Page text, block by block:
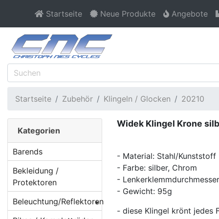
Startseite Neue Produkte Angebote
Startseite Zubehör Klingeln / Glocken 20210
Widek Klingel Krone
- Material: Stahl/Kunststoff
- Farbe: silber, Chrom
-
- Gewicht: 95g
- diese Klingel krönt jedes
Kategorien
Barends
Bekleidung /
Protektoren
Beleuchtung/Reflektoren